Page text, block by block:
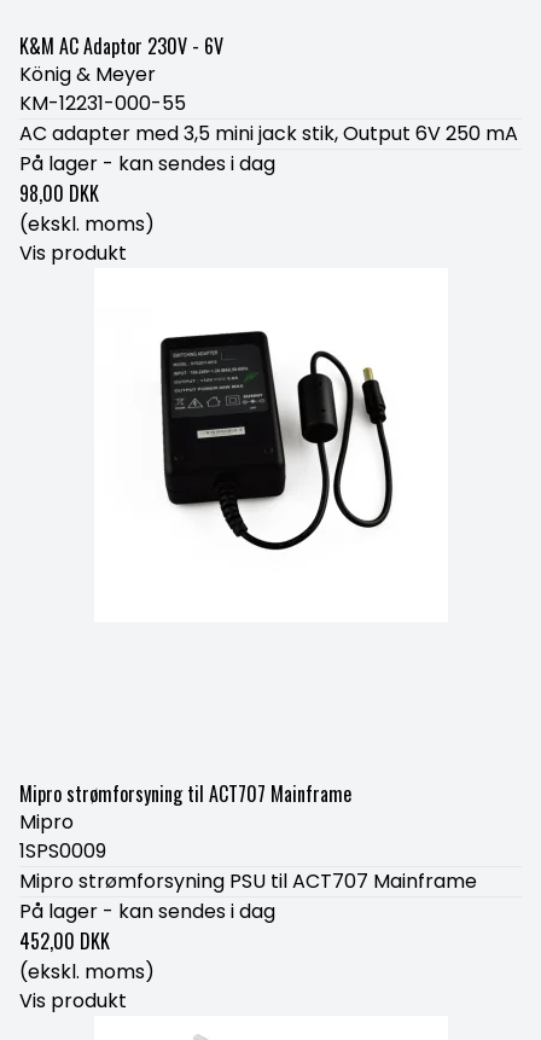
K&M AC Adaptor 230V - 6V
König & Meyer
KM-12231-000-55
AC adapter med 3,5 mini jack stik, Output 6V 250 mA
På lager - kan sendes i dag
98,00 DKK
(ekskl. moms)
Vis produkt
Mipro strømforsyning til ACT707 Mainframe
Mipro
1SPS0009
Mipro strømforsyning PSU til ACT707 Mainframe
På lager - kan sendes i dag
452,00 DKK
(ekskl. moms)
Vis produkt